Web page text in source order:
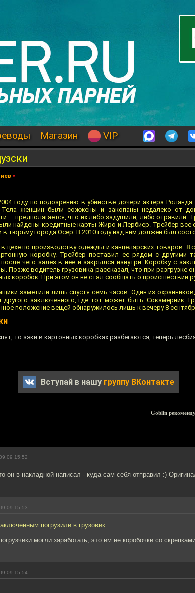
Магазин VIP
»
году по подозрению в убийстве дочери актера
Тела женщин были сожжены и закопаны недалеко от
— предполагается, что их либо задушили, либо отравили.
найдены кредитные карты Жиро и Лербиер. Трейбер все
в тюрьму города Осер. В 2010 году над ним должен был
цехе по производству одежды и канцелярских товаров. 8
коробку. Трейбер поставил ее рядом с другими
после чего залез в нее и закрылся изнутри. Коробку с
Позже водитель грузовика рассказал, что при разгрузке
коробок. При этом он не стал сообщать о происшествии
заметили лишь спустя семь часов. Один из
другого заключенного, где тот может быть. Сокамерник
положение вещей обнаружилось лишь к вечеру 8
то зэки в картонных коробках разбегаются, теперь
Вступай в нашу группу ВКонтакте
Goblin
15:52
он в накладной написал - куда сам себя отправил :)
15:53
погрузили в грузовик
могли заработать, это им не коробочки со
15:54